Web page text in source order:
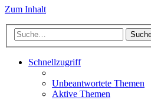
Zum Inhalt
Schnellzugriff
Unbeantwortete Themen
Aktive Themen